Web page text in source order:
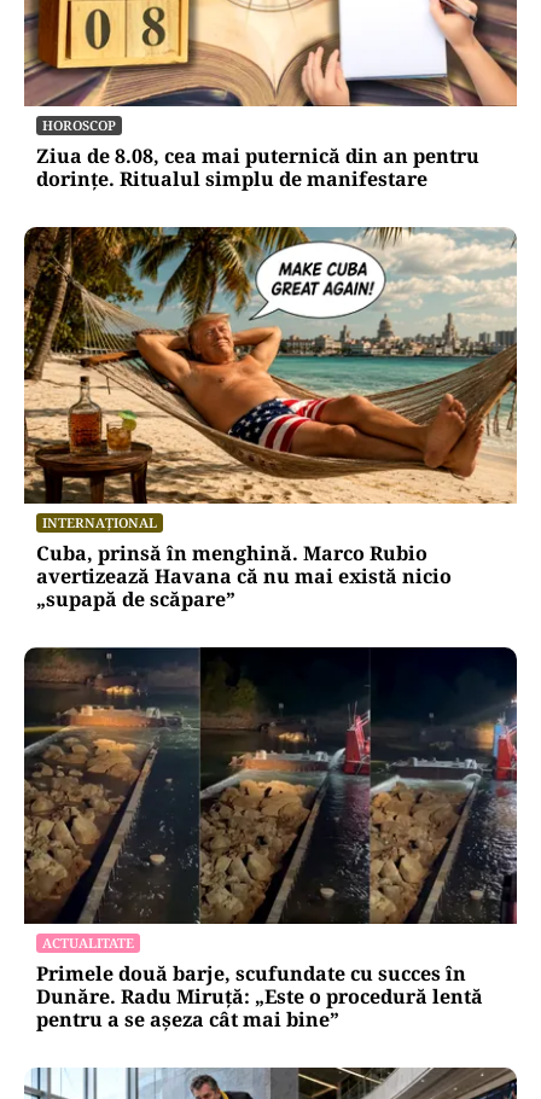
HOROSCOP
Ziua de 8.08, cea mai puternică din an pentru
dorințe. Ritualul simplu de manifestare
INTERNAȚIONAL
Cuba, prinsă în menghină. Marco Rubio
avertizează Havana că nu mai există nicio
„supapă de scăpare”
ACTUALITATE
Primele două barje, scufundate cu succes în
Dunăre. Radu Miruță: „Este o procedură lentă
pentru a se așeza cât mai bine”